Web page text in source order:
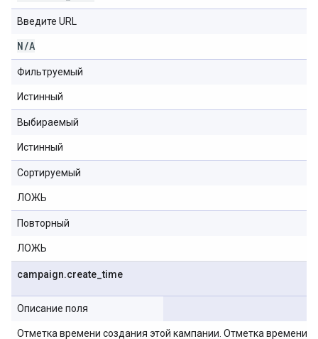
Введите URL
N/A
Фильтруемый
Истинный
Выбираемый
Истинный
Сортируемый
ЛОЖЬ
Повторный
ЛОЖЬ
campaign.create _time
Описание поля
Отметка времени создания этой кампании. Отметка времени